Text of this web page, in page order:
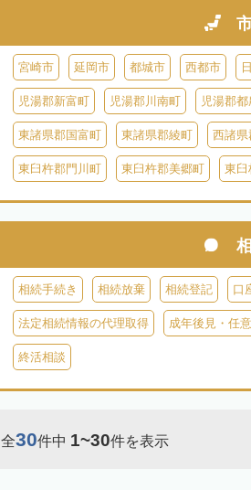
宮崎市 延岡市 都城市 西都市
児湯郡新富町 児湯郡川南町 児湯郡
東諸県郡国富町 東諸県郡綾町 西諸県
東臼杵郡門川町 東臼杵郡美郷町 東臼
相続手続き 相続放棄 相続登記 口
法定相続情報の代理取得 成年後見・任
終活相談
全30件中 1~30件を表示